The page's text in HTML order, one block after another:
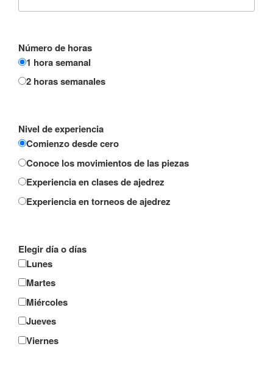
Número de horas
1 hora semanal
2 horas semanales
Nivel de experiencia
Comienzo desde cero
Conoce los movimientos de las piezas
Experiencia en clases de ajedrez
Experiencia en torneos de ajedrez
Elegir día o días
Lunes
Martes
Miércoles
Jueves
Viernes